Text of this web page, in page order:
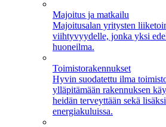
Majoitus ja matkailu
Majoitusalan yritysten
viihtyvyydelle, jonka yksi
huoneilma.
Toimistorakennukset
Hyvin suodatettu ilma
ylläpitämään rakennuksen
heidän terveyttään sekä
energiakuluissa.